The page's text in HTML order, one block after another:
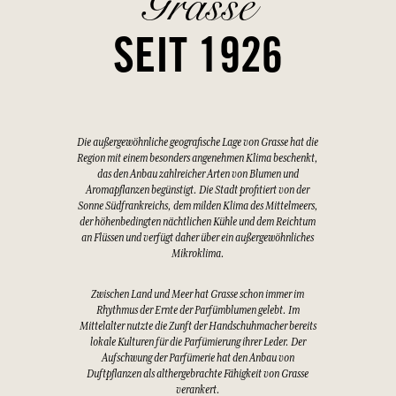
SEIT 1926
Die außergewöhnliche geografische Lage von Grasse hat die
Region mit einem besonders angenehmen Klima beschenkt,
das den Anbau zahlreicher Arten von Blumen und
Aromapflanzen begünstigt. Die Stadt profitiert von der
Sonne Südfrankreichs, dem milden Klima des Mittelmeers,
der höhenbedingten nächtlichen Kühle und dem Reichtum
an Flüssen und verfügt daher über ein außergewöhnliches
Mikroklima.
Zwischen Land und Meer hat Grasse schon immer im
Rhythmus der Ernte der Parfümblumen gelebt. Im
Mittelalter nutzte die Zunft der Handschuhmacher bereits
lokale Kulturen für die Parfümierung ihrer Leder. Der
Aufschwung der Parfümerie hat den Anbau von
Duftpflanzen als althergebrachte Fähigkeit von Grasse
verankert.